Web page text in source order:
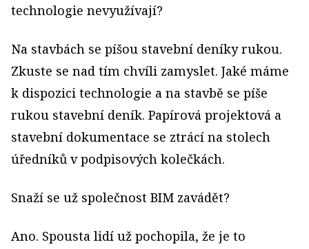
technologie nevyužívají?
Na stavbách se píšou stavební deníky rukou.
Zkuste se nad tím chvíli zamyslet. Jaké máme
k dispozici technologie a na stavbě se píše
rukou stavební deník. Papírová projektová a
stavební dokumentace se ztrácí na stolech
úředníků v podpisových kolečkách.
Snaží se už společnost BIM zavádět?
Ano. Spousta lidí už pochopila, že je to